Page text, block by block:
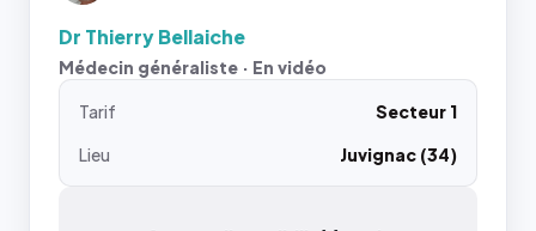
Dr Thierry Bellaiche
Médecin généraliste · En vidéo
Tarif
Secteur 1
Lieu
Juvignac (34)